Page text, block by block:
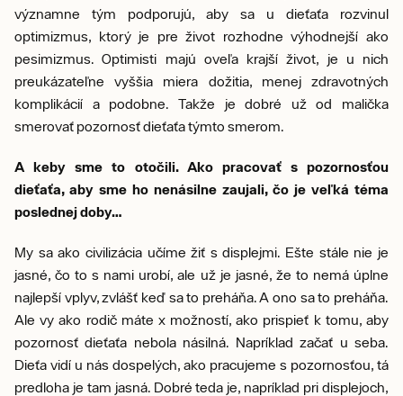
významne tým podporujú, aby sa u dieťaťa rozvinul
optimizmus, ktorý je pre život rozhodne výhodnejší ako
pesimizmus. Optimisti majú oveľa krajší život, je u nich
preukázateľne vyššia miera dožitia, menej zdravotných
komplikácií a podobne. Takže je dobré už od malička
smerovať pozornosť dieťaťa týmto smerom.
A keby sme to otočili. Ako pracovať s pozornosťou
dieťaťa, aby sme ho nenásilne zaujali, čo je veľká téma
poslednej doby…
My sa ako civilizácia učíme žiť s displejmi. Ešte stále nie je
jasné, čo to s nami urobí, ale už je jasné, že to nemá úplne
najlepší vplyv, zvlášť keď sa to preháňa. A ono sa to preháňa.
Ale vy ako rodič máte x možností, ako prispieť k tomu, aby
pozornosť dieťaťa nebola násilná. Napríklad začať u seba.
Dieťa vidí u nás dospelých, ako pracujeme s pozornosťou, tá
predloha je tam jasná. Dobré teda je, napríklad pri displejoch,